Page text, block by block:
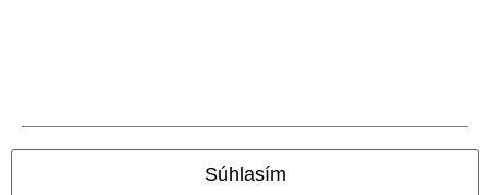
Súhlasím
© 1986-2026 EMP Merchandising